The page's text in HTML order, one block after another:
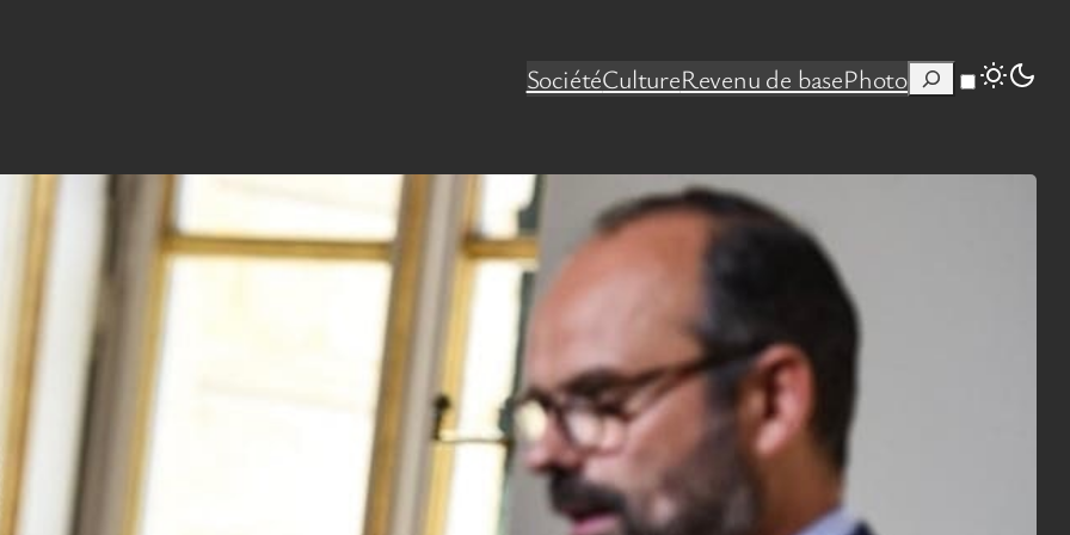
SociétéCultureRevenu de basePhotoRechercher